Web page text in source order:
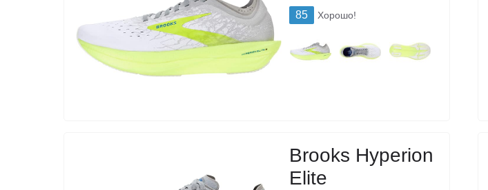
85 Хорошо!
Brooks Hyperion
Elite